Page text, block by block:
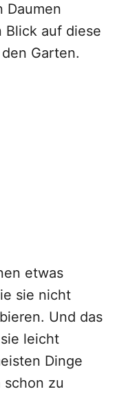
Daumen
Blick auf diese
Garten.
etwas
sie nicht
Und das
leicht
Dinge
schon zu